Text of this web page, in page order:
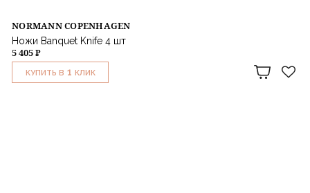
NORMANN COPENHAGEN
Ножи Banquet Knife 4 шт
5 405 ₽
КУПИТЬ В 1 КЛИК